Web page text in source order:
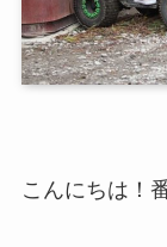
こんにちは！